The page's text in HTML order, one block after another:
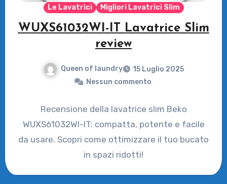
Le Lavatrici Migliori Lavatrici Slim
WUXS61032WI-IT Lavatrice Slim
review
Queen of laundry
15 Luglio 2025
Nessun commento
Recensione della lavatrice slim Beko
WUXS61032WI-IT: compatta, potente e facile
da usare. Scopri come ottimizzare il tuo bucato
in spazi ridotti!